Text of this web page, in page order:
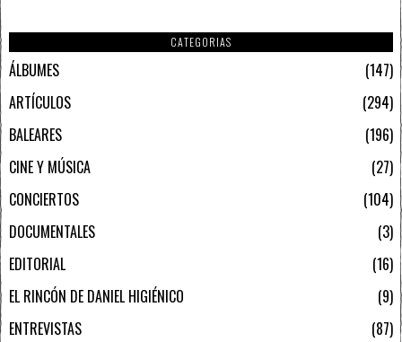
CATEGORIAS
ÁLBUMES
147
ARTÍCULOS
294
BALEARES
196
CINE Y MÚSICA
27
CONCIERTOS
104
DOCUMENTALES
3
EDITORIAL
16
EL RINCÓN DE DANIEL HIGIÉNICO
9
ENTREVISTAS
87